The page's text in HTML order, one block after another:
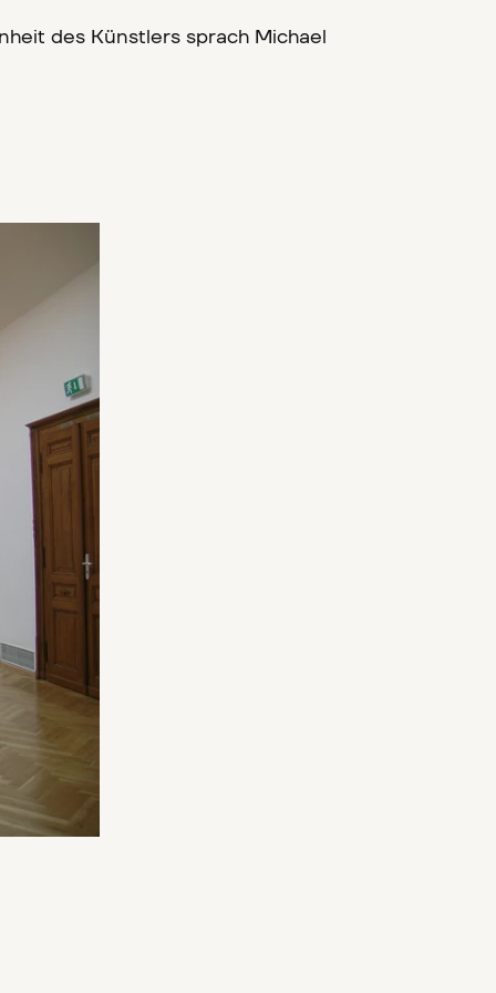
des Künstlers sprach Michael